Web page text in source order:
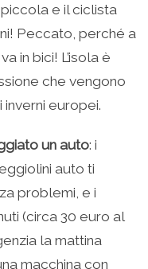
e il ciclista
Peccato, perché a
in bici! L’isola è
che vengono
europei.
un auto: i
auto ti
problemi, e i
(circa 30 euro al
la mattina
macchina con